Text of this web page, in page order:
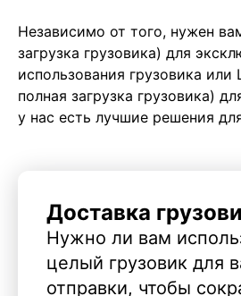
Независимо от того, нужен
загрузка грузовика) для
использования грузовика
полная загрузка грузовика)
у нас есть лучшие решения
Доставка
Нужно ли вам
целый грузовик для
отправки, чтобы